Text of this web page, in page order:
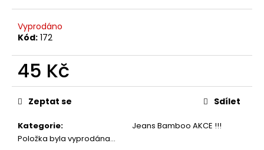
Vyprodáno
Kód: 172
45 Kč
Měrná
cena:
Kategorie:
Jeans Bamboo AKCE !!!
Položka byla vyprodána…
Zeptat se Sdílet
HLEDAT
D
o
p